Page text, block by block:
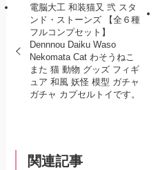
電脳大工 和装猫又 弐 スタ
ンド・ストーンズ 【全６種
フルコンプセット】
Dennnou Daiku Waso
Nekomata Cat わそうねこ
また 猫 動物 グッズ フィギ
ュア 和風 妖怪 模型 ガチャ
ガチャ カプセルトイです。
関連記事